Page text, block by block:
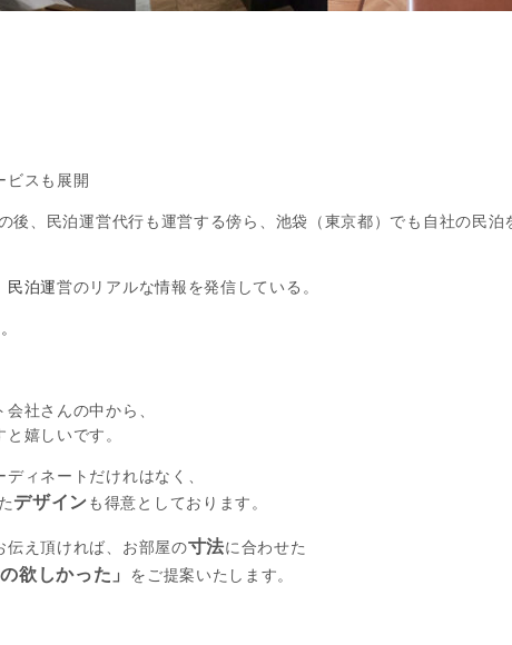
ビスも展開
後、民泊運営代行も運営する傍ら、池袋（東京都）でも自社の民泊
民泊運営のリアルな情報を発信している。
社さんの中から、
嬉しいです。
ィネートだけれはなく、
デザインも得意としております。
伝え頂ければ、お部屋の寸法に合わせた
欲しかった」 をご提案いたします。